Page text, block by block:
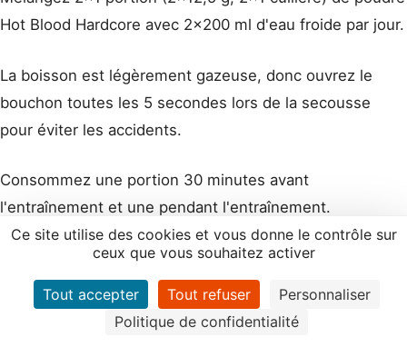
Ce site utilise des cookies et vous donne le contrôle sur
ceux que vous souhaitez activer
Tout accepter Tout refuser
Personnaliser
Politique de confidentialité
Hot Blood Hardcore avec 2x200 ml d'eau froide par jour.
La boisson est légèrement gazeuse, donc ouvrez le
bouchon toutes les 5 secondes lors de la secousse
pour éviter les accidents.
Consommez une portion 30 minutes avant
l'entraînement et une pendant l'entraînement.
ATTENTION:Non recommandé pour les enfants et les
femmes enceintes. Ne pas prendre à jeun. Ne pas
dépasser la dose quotidienne recommandée. Teneur